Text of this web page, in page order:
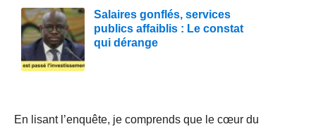
Salaires gonflés, services
publics affaiblis : Le constat
qui dérange
En lisant l’enquête, je comprends que le cœur du